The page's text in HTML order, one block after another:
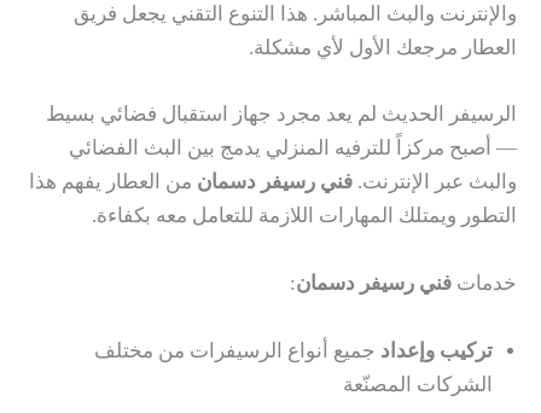
والإنترنت والبث المباشر. هذا التنوع التقني يجعل فريق
العطار مرجعك الأول لأي مشكلة.
الرسيفر الحديث لم يعد مجرد جهاز استقبال فضائي بسيط
— أصبح مركزاً للترفيه المنزلي يدمج بين البث الفضائي
والبث عبر الإنترنت. فني رسيفر دسمان من العطار يفهم هذا
التطور ويمتلك المهارات اللازمة للتعامل معه بكفاءة.
خدمات فني رسيفر دسمان:
تركيب وإعداد جميع أنواع الرسيفرات من مختلف
الشركات المصنّعة